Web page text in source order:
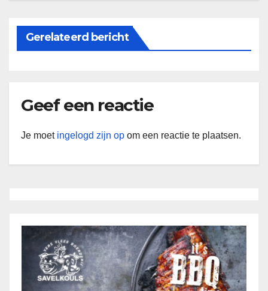
Gerelateerd bericht
Geef een reactie
Je moet ingelogd zijn op om een reactie te plaatsen.